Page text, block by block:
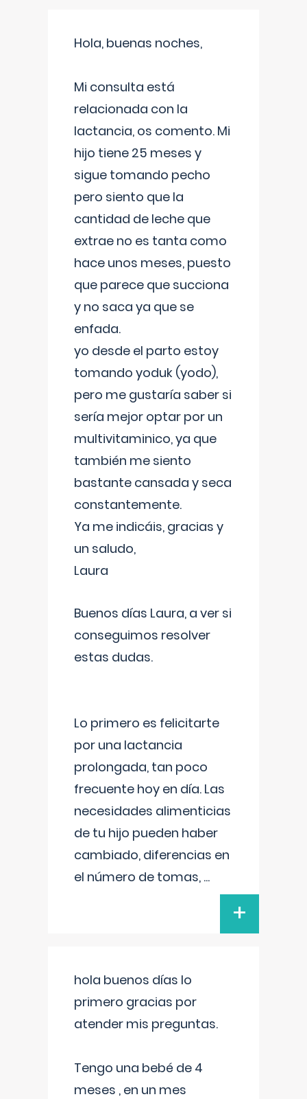
Hola, buenas noches,
Mi consulta está
relacionada con la
lactancia, os comento. Mi
hijo tiene 25 meses y
sigue tomando pecho
pero siento que la
cantidad de leche que
extrae no es tanta como
hace unos meses, puesto
que parece que succiona
y no saca ya que se
enfada.
yo desde el parto estoy
tomando yoduk (yodo),
pero me gustaría saber si
sería mejor optar por un
multivitaminico, ya que
también me siento
bastante cansada y seca
constantemente.
Ya me indicáis, gracias y
un saludo,
Laura
Buenos días Laura, a ver si
conseguimos resolver
estas dudas.
Lo primero es felicitarte
por una lactancia
prolongada, tan poco
frecuente hoy en día. Las
necesidades alimenticias
de tu hijo pueden haber
cambiado, diferencias en
el número de tomas, ...
+
hola buenos días lo
primero gracias por
atender mis preguntas.
Tengo una bebé de 4
meses , en un mes